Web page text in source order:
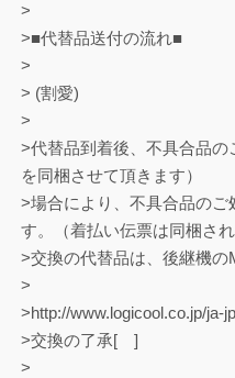
>
>■代替品送付の流れ■
>
> (割愛)
>
>代替品到着後、不具合品
を同梱させて頂きます）
>場合により、不具合品のご
す。（着払い伝票は同梱され
>交換の代替品は、後継機の
>
>http://www.logicool.co.jp/ja-
>交換の了承[ ]
>